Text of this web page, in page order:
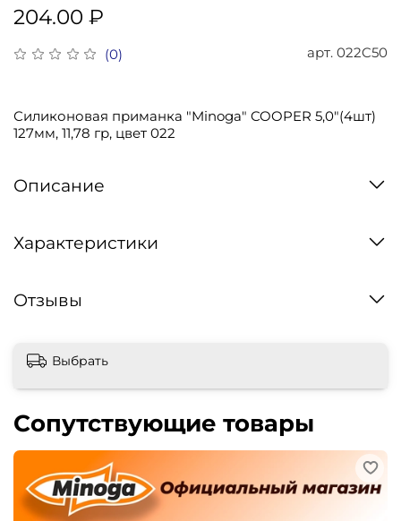
(0) арт. 022C50
204.00 ₽
Силиконовая приманка "Minoga" COOPER 5,0"(4шт)
127мм, 11,78 гр, цвет 022
Описание
Характеристики
Отзывы
Выбрать
Сопутствующие товары